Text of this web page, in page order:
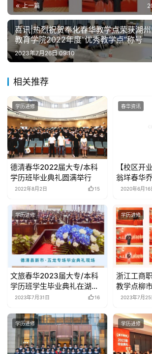
上一篇
喜讯|热烈祝贺奉化春华教学点荣获湖
教育学院2022年度“优秀教学点”称号
2023年7月26日 09:10
相关推荐
学历进修
德清春华2022届大专/本科
学历班毕业典礼圆满举行
2022年8月2日 15
春华资讯
【校区开
翁垟春华
2020年6月16
学历进修
文旅春华2023届大专/本科
学历班学生毕业典礼在湖州
织里&德清(新市/武康)三地
2023年7月31日 16
学历进修
浙江工商
教学点柳
学历班毕
2023年7月25
学历进修 学历进修